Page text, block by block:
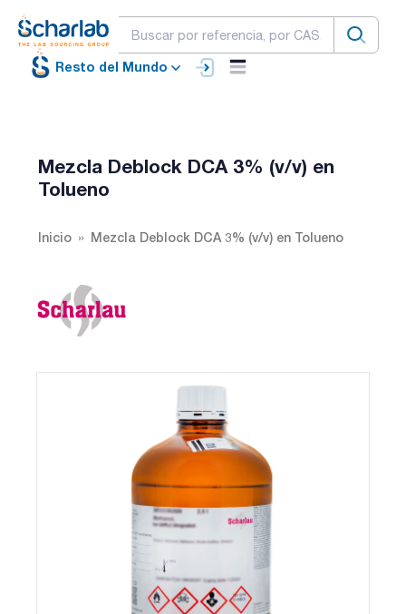
Resto del Mundo
Mezcla Deblock DCA 3% (v/v) en
Tolueno
Inicio Mezcla Deblock DCA 3% (v/v) en Tolueno